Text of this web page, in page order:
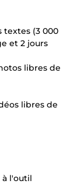
textes (3 000
et 2 jours
libres de
libres de
à l'outil